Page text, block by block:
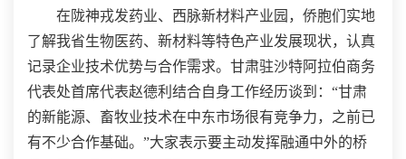
在陇神戎发药业、西脉新材料产业园，侨胞们实地
了解我省生物医药、新材料等特色产业发展现状，认真
记录企业技术优势与合作需求。甘肃驻沙特阿拉伯商务
代表处首席代表赵德利结合自身工作经历谈到：“甘肃
的新能源、畜牧业技术在中东市场很有竞争力，之前已
有不少合作基础。”大家表示要主动发挥融通中外的桥